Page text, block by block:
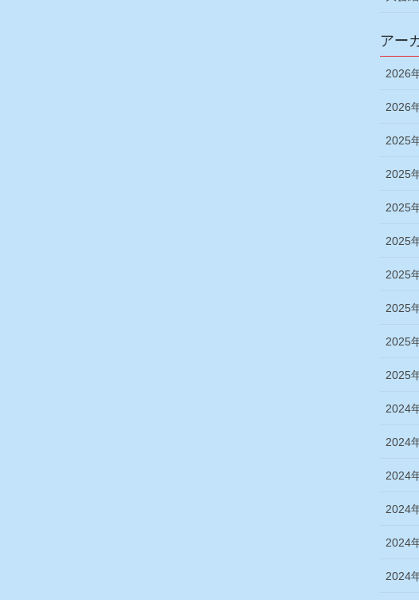
アー
2026
2026
2025
2025
2025
2025
2025
2025
2025
2025
2024
2024
2024
2024
2024
2024